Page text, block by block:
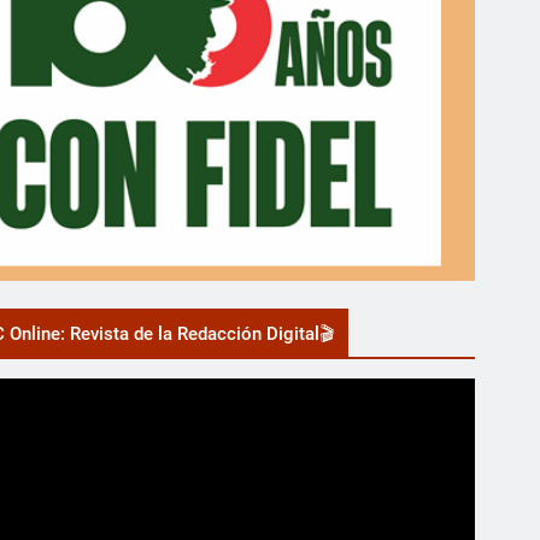
Online: Revista de la Redacción Digital🎬